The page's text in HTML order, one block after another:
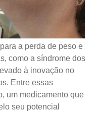
a perda de peso e
como a síndrome dos
à inovação no
Entre essas
um medicamento que
seu potencial